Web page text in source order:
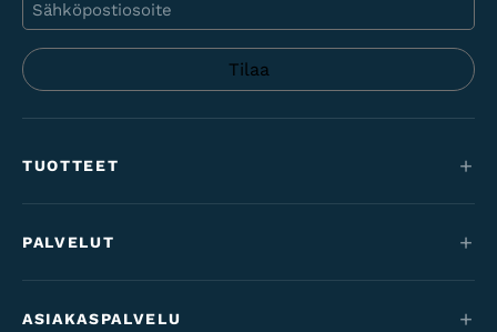
TUOTTEET
Maantie & gravel
PALVELUT
ASIAKASPALVELU